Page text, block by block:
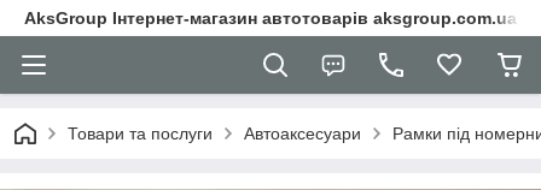
AksGroup Інтернет-магазин автотоварів aksgroup.com.ua
Товари та послуги Автоаксесуари Рамки під